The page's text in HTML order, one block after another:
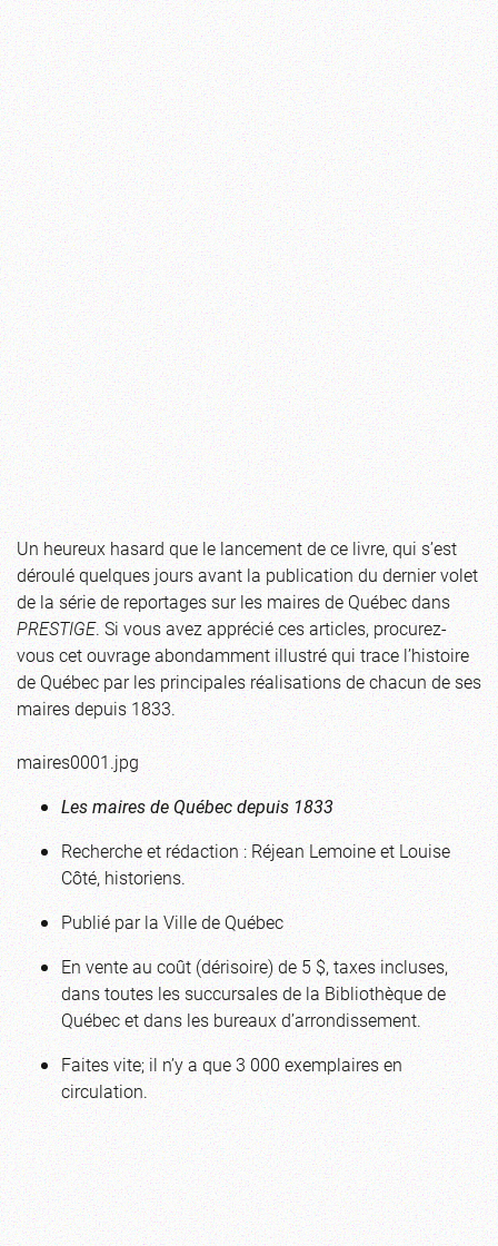
Un heureux hasard que le lancement de ce livre, qui s’est
déroulé quelques jours avant la publication du dernier volet
de la série de reportages sur les maires de Québec dans
PRESTIGE. Si vous avez apprécié ces articles, procurez-
vous cet ouvrage abondamment illustré qui trace l’histoire
de Québec par les principales réalisations de chacun de ses
maires depuis 1833.
maires0001.jpg
Les maires de Québec depuis 1833
Recherche et rédaction : Réjean Lemoine et Louise
Côté, historiens.
Publié par la Ville de Québec
En vente au coût (dérisoire) de 5 $, taxes incluses,
dans toutes les succursales de la Bibliothèque de
Québec et dans les bureaux d’arrondissement.
Faites vite; il n’y a que 3 000 exemplaires en
circulation.